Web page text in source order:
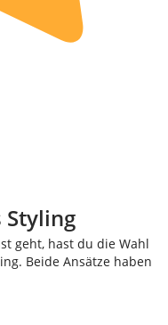
Styling
geht, hast du die Wahl
Beide Ansätze haben